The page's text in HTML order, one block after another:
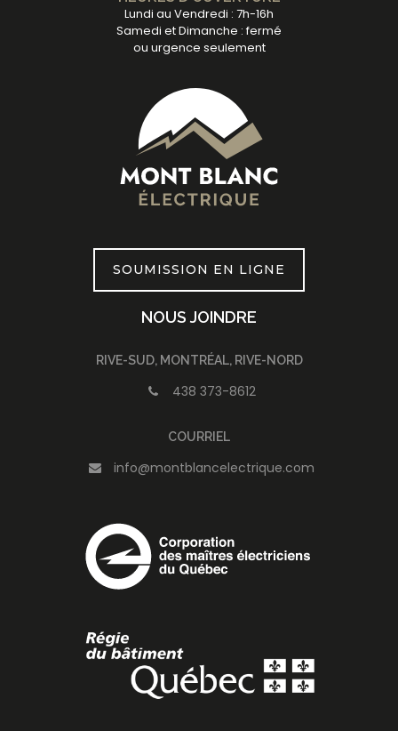
Lundi au Vendredi : 7h-16h
Samedi et Dimanche : fermé
ou urgence seulement
SOUMISSION EN LIGNE
NOUS JOINDRE
RIVE-SUD, MONTRÉAL, RIVE-NORD
438 373-8612
COURRIEL
info@montblancelectrique.com